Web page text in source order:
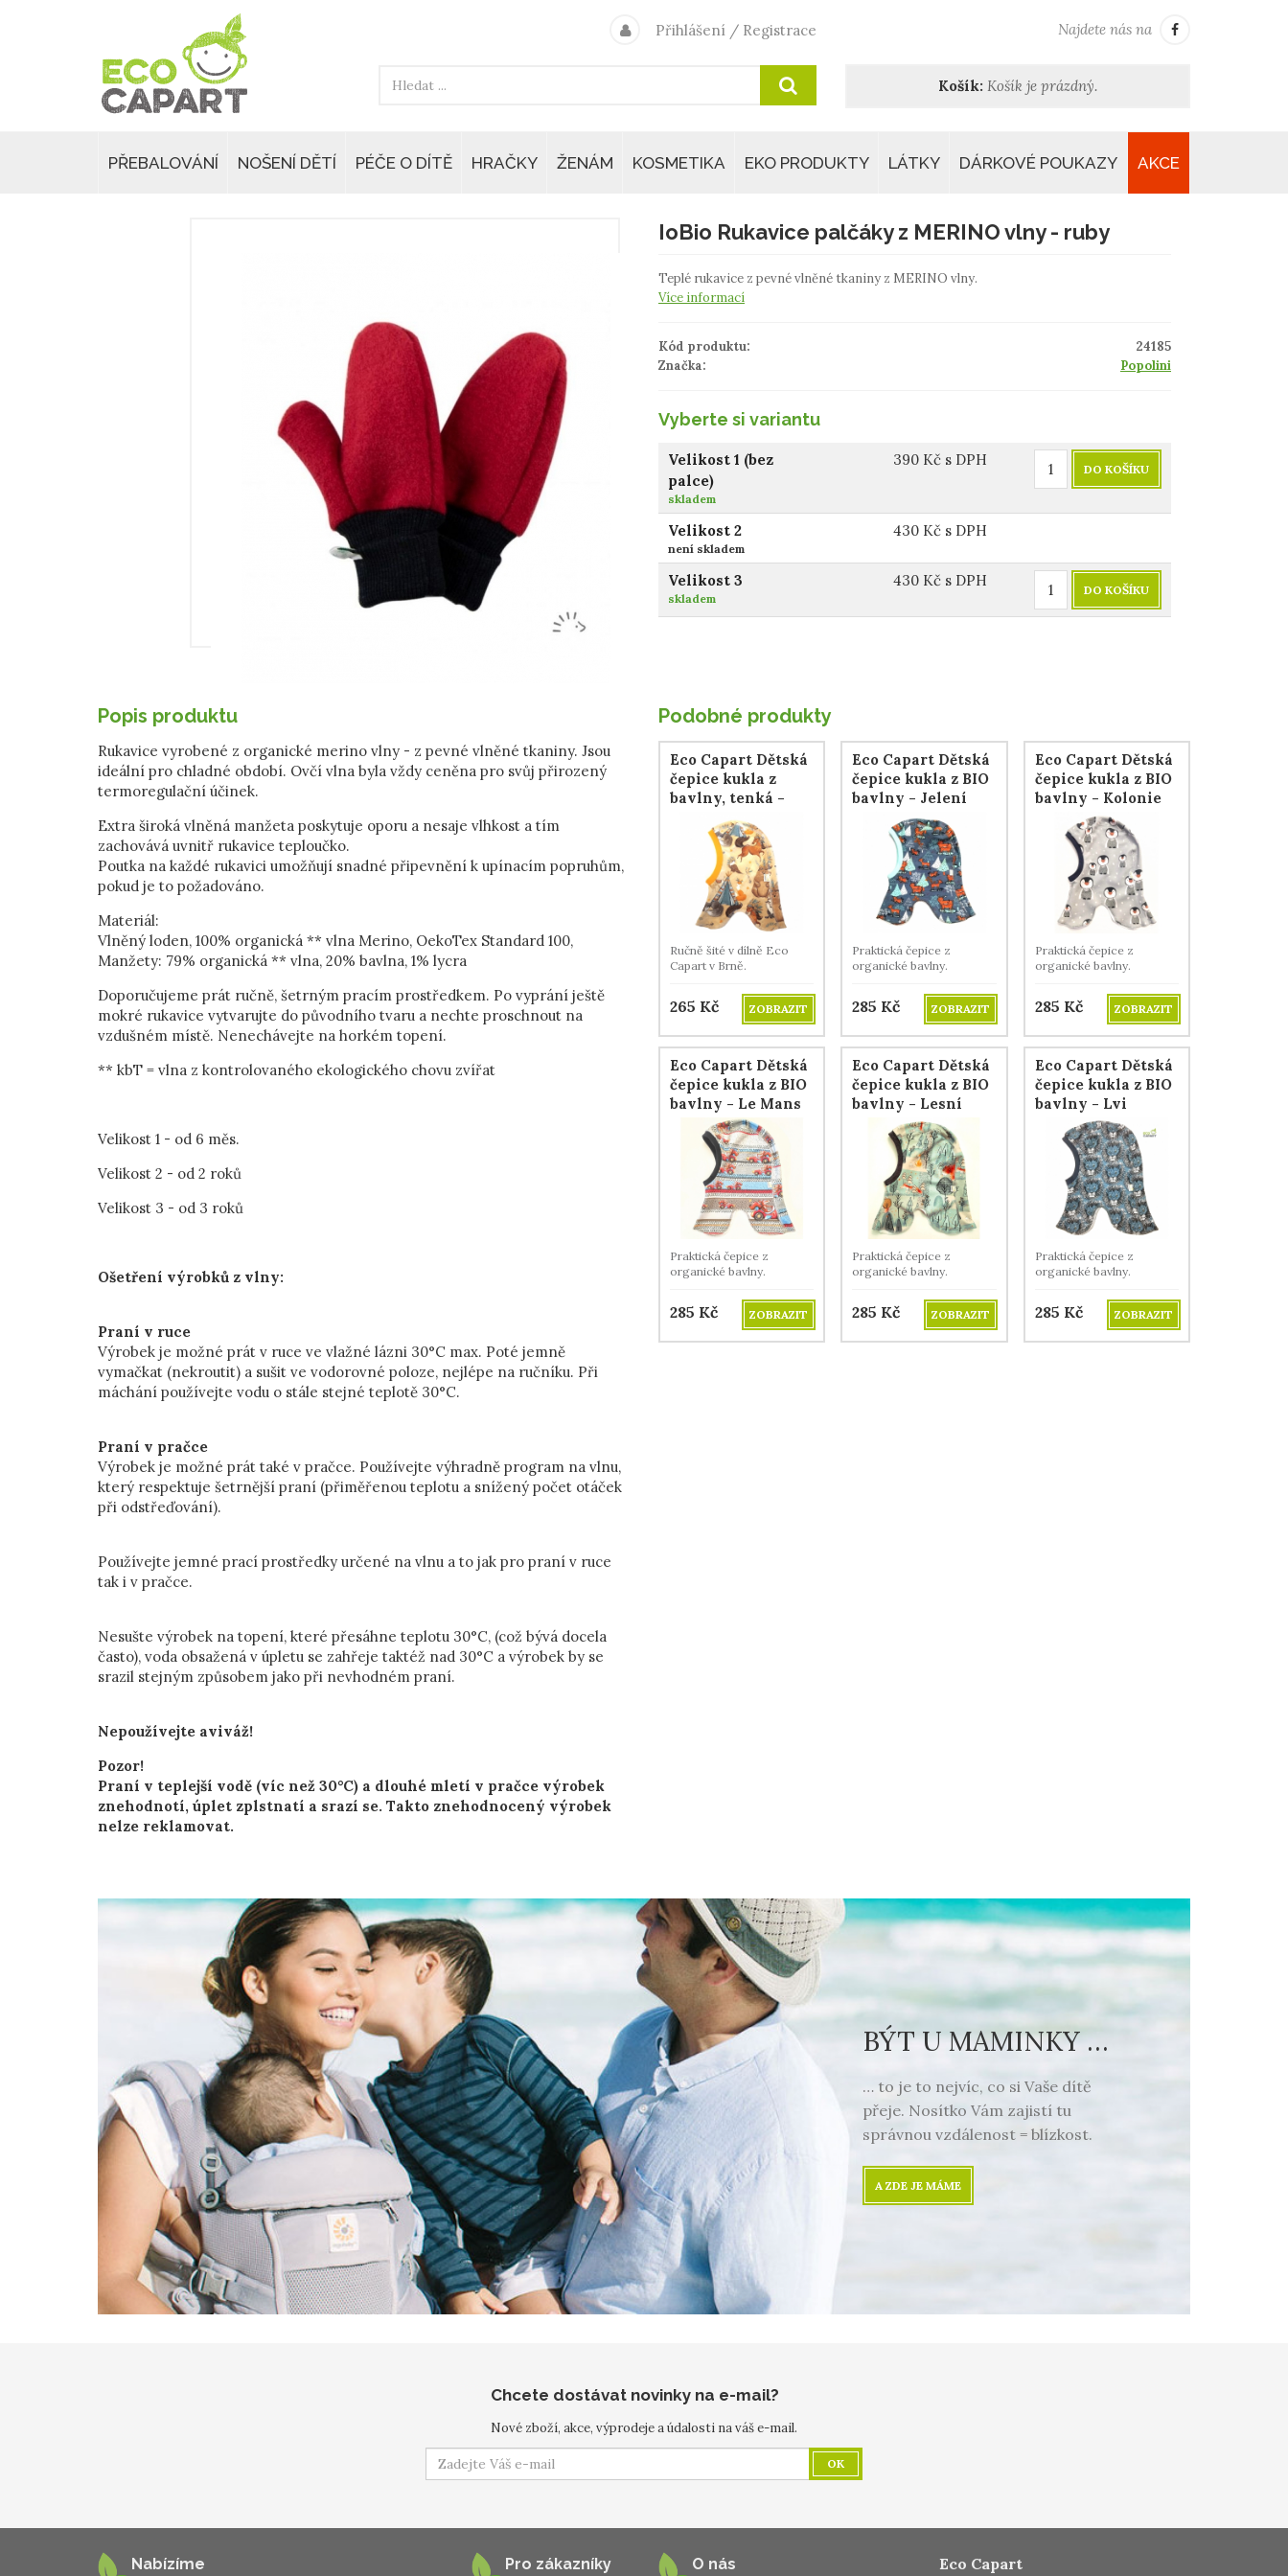
Přihlášení / Registrace Najdete nás na
Košík: Košík je prázdný.
PŘEBALOVÁNÍ NOŠENÍ DĚTÍ PÉČE O DÍTĚ HRAČKY ŽENÁM KOSMETIKA EKO PRODUKTY LÁTKY DÁRKOVÉ POUKAZY AKCE
IoBio Rukavice palčáky z MERINO vlny - ruby
Teplé rukavice z pevné vlněné tkaniny z MERINO vlny.
Více informací
Kód produktu:
24185
Značka:
Popolini
Vyberte si variantu
Velikost 1 (bez
palce)
skladem
390 Kč s DPH
DO KOŠÍKU
Velikost 2
není skladem
430 Kč s DPH
Velikost 3
skladem
430 Kč s DPH
DO KOŠÍKU
Popis produktu
Rukavice vyrobené z organické merino vlny - z pevné vlněné tkaniny. Jsou
ideální pro chladné období. Ovčí vlna byla vždy ceněna pro svůj přirozený
termoregulační účinek.
Extra široká vlněná manžeta poskytuje oporu a nesaje vlhkost a tím
zachovává uvnitř rukavice teploučko.
Poutka na každé rukavici umožňují snadné připevnění k upínacím popruhům,
pokud je to požadováno.
Materiál:
Vlněný loden, 100% organická ** vlna Merino, OekoTex Standard 100,
Manžety: 79% organická ** vlna, 20% bavlna, 1% lycra
Doporučujeme prát ručně, šetrným pracím prostředkem. Po vyprání ještě
mokré rukavice vytvarujte do původního tvaru a nechte proschnout na
vzdušném místě. Nenechávejte na horkém topení.
** kbT = vlna z kontrolovaného ekologického chovu zvířat
Velikost 1 - od 6 měs.
Velikost 2 - od 2 roků
Velikost 3 - od 3 roků
Ošetření výrobků z vlny:
Praní v ruce
Výrobek je možné prát v ruce ve vlažné lázni 30°C max. Poté jemně
vymačkat (nekroutit) a sušit ve vodorovné poloze, nejlépe na ručníku. Při
máchání používejte vodu o stále stejné teplotě 30°C.
Praní v pračce
Výrobek je možné prát také v pračce. Používejte výhradně program na vlnu,
který respektuje šetrnější praní (přiměřenou teplotu a snížený počet otáček
při odstřeďování).
Používejte jemné prací prostředky určené na vlnu a to jak pro praní v ruce
tak i v pračce.
Nesušte výrobek na topení, které přesáhne teplotu 30°C, (což bývá docela
často), voda obsažená v úpletu se zahřeje taktéž nad 30°C a výrobek by se
srazil stejným způsobem jako při nevhodném praní.
Nepoužívejte aviváž!
Pozor!
Praní v teplejší vodě (víc než 30°C) a dlouhé mletí v pračce výrobek
znehodnotí, úplet zplstnatí a srazí se. Takto znehodnocený výrobek
nelze reklamovat.
Podobné produkty
Eco Capart Dětská
čepice kukla z
bavlny, tenká -
Totemová zvířata
Ručně šité v dílně Eco
Capart v Brně.
265 Kč ZOBRAZIT
Eco Capart Dětská
čepice kukla z BIO
bavlny - Jelení
rodinka
Praktická čepice z
organické bavlny.
285 Kč ZOBRAZIT
Eco Capart Dětská
čepice kukla z BIO
bavlny - Kolonie
tučňáků
Praktická čepice z
organické bavlny.
285 Kč ZOBRAZIT
Eco Capart Dětská
čepice kukla z BIO
bavlny - Le Mans
Praktická čepice z
organické bavlny.
285 Kč ZOBRAZIT
Eco Capart Dětská
čepice kukla z BIO
bavlny - Lesní
Praktická čepice z
organické bavlny.
285 Kč ZOBRAZIT
Eco Capart Dětská
čepice kukla z BIO
bavlny - Lvi
Praktická čepice z
organické bavlny.
285 Kč ZOBRAZIT
BÝT U MAMINKY …
… to je to nejvíc, co si Vaše dítě
přeje. Nosítko Vám zajistí tu
správnou vzdálenost = blízkost.
A ZDE JE MÁME
Chcete dostávat novinky na e-mail?
Nové zboží, akce, výprodeje a údalosti na váš e-mail.
OK
Nabízíme Pro zákazníky O nás Eco Capart